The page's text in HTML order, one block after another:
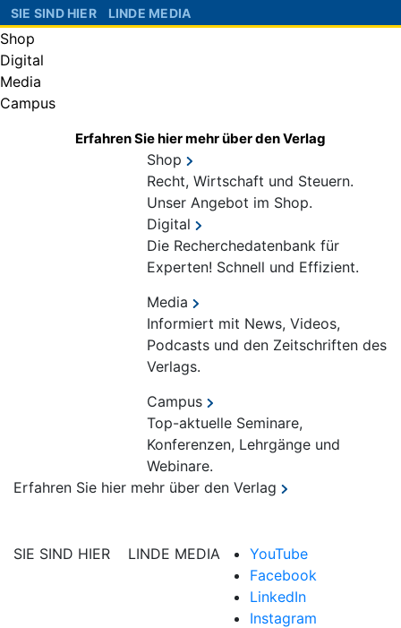
SIE SIND HIER LINDE MEDIA
Shop
Digital
Media
Campus
Erfahren Sie hier mehr über den Verlag
Shop
Recht, Wirtschaft und Steuern.
Unser Angebot im Shop.
Digital
Die Recherchedatenbank für
Experten! Schnell und Effizient.
Media
Informiert mit News, Videos,
Podcasts und den Zeitschriften des
Verlags.
Campus
Top-aktuelle Seminare,
Konferenzen, Lehrgänge und
Webinare.
Erfahren Sie hier mehr über den Verlag
SIE SIND HIER LINDE MEDIA
YouTube
Facebook
LinkedIn
Instagram